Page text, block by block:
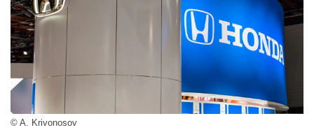
© A. Krivonosov